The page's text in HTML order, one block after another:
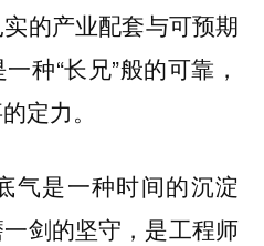
的产业配套与可预期
种“长兄”般的可靠，
定力。
气是一种时间的沉淀
剑的坚守，是工程师